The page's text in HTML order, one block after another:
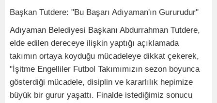
Başkan Tutdere: "Bu Başarı Adıyaman'ın Gururudur"
Adıyaman Belediyesi Başkanı Abdurrahman Tutdere,
elde edilen dereceye ilişkin yaptığı açıklamada
takımın ortaya koyduğu mücadeleye dikkat çekerek,
"İşitme Engelliler Futbol Takımımızın sezon boyunca
gösterdiği mücadele, disiplin ve kararlılık hepimize
büyük bir gurur yaşattı. Finalde istediğimiz sonucu